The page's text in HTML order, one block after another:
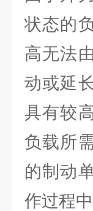
状态的
高无法
动或延
具有较
负载所
的制动
作过程